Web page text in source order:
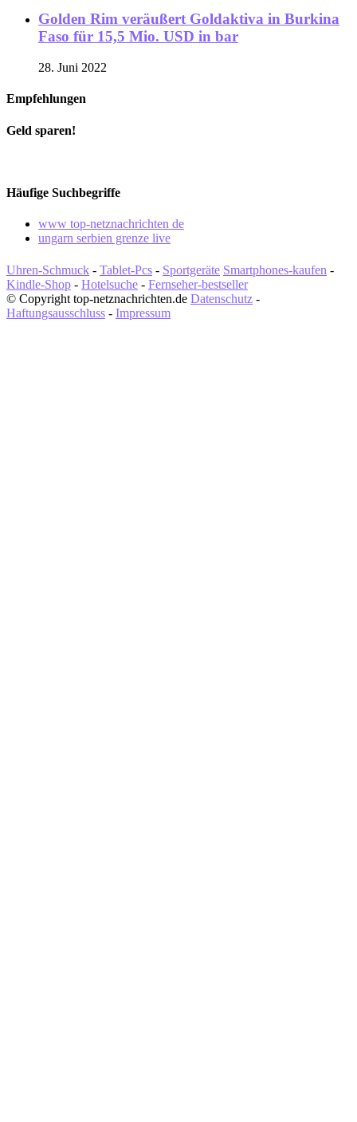
Golden Rim veräußert Goldaktiva in Burkina
Faso für 15,5 Mio. USD in bar
28. Juni 2022
Empfehlungen
Geld sparen!
Häufige Suchbegriffe
www top-netznachrichten de
ungarn serbien grenze live
Uhren-Schmuck - Tablet-Pcs - Sportgeräte Smartphones-kaufen -
Kindle-Shop - Hotelsuche - Fernseher-bestseller
© Copyright top-netznachrichten.de Datenschutz -
Haftungsausschluss - Impressum